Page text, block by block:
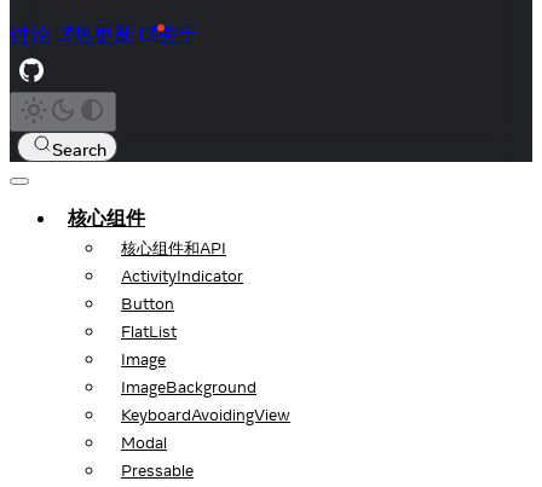
讨论 热更新 关于
Search
核心组件
核心组件和API
ActivityIndicator
Button
FlatList
Image
ImageBackground
KeyboardAvoidingView
Modal
Pressable